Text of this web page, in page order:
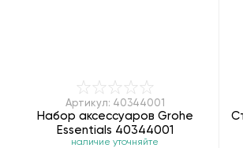
Артикул: 40344001
Набор аксессуаров Grohe
Essentials 40344001
наличие уточняйте